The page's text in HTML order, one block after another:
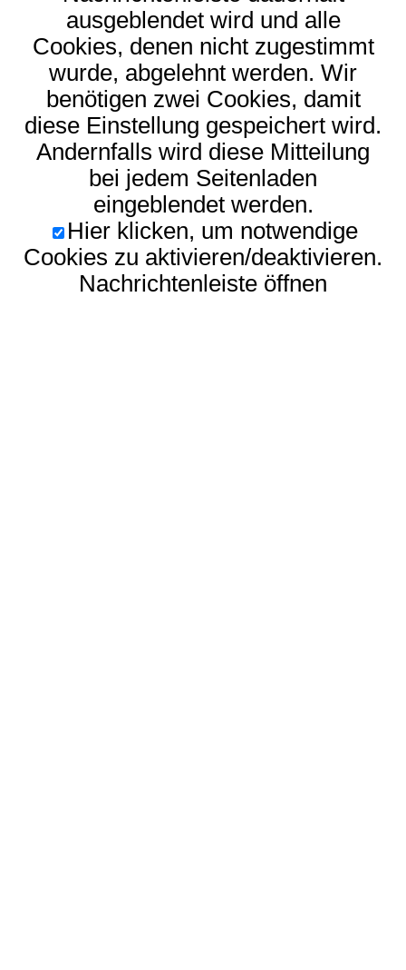
ausgeblendet wird und alle
Cookies, denen nicht zugestimmt
wurde, abgelehnt werden. Wir
benötigen zwei Cookies, damit
diese Einstellung gespeichert wird.
Andernfalls wird diese Mitteilung
bei jedem Seitenladen
eingeblendet werden.
Hier klicken, um notwendige
Cookies zu aktivieren/deaktivieren.
Nachrichtenleiste öffnen